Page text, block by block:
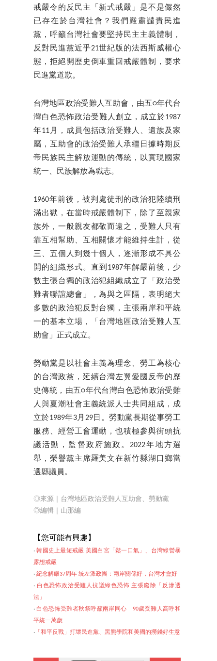
戒嚴令的反民主「新式戒嚴」是不是儼然
已存在於台灣社會？我們嚴肅譴責民進
黨，呼籲台灣社會要堅持民主主義體制，
反對民進黨近乎21世紀版的法西斯威權心
態，拒絕開歷史倒車重回戒嚴體制，要求
民進黨道歉。
台灣地區政治受難人互助會，由五○年代台
灣白色恐怖政治受難人創立，成立於1987
年11月，成員包括政治受難人、遺族及家
屬，互助會的政治受難人承繼日據時期反
帝民族民主解放運動的傳統，以實現國家
統一、民族解放為職志。
1960年前後，被判處徒刑的政治犯陸續刑
滿出獄，在當時戒嚴體制下，除了至親家
族外，一般親友都敬而遠之，受難人只有
靠互相幫助、互相關懷才能維持生計，從
三、五個人到幾十個人，逐漸形成不具公
開的組織形式。直到1987年解嚴前後，少
數主張台獨的政治犯組織成立了「政治受
難者聯誼總會」，為與之區隔，表明絕大
多數的政治犯反對台獨，主張兩岸和平統
一的基本立場，「台灣地區政治受難人互
助會」正式成立。
勞動黨是以社會主義為理念、勞工為核心
的台灣政黨，延續台灣左翼愛國反帝的歷
史傳統，由五○年代台灣白色恐怖政治受難
人與夏潮社會主義統派人士共同組成，成
立於1989年3月29日。勞動黨長期從事勞工
服務、經營工會運動，也積極參與街頭抗
議活動，監督政府施政。2022年地方選
舉，榮譽黨主席羅美文在新竹縣湖口鄉當
選縣議員。
◎來源｜台灣地區政治受難人互助會、 勞動黨
◎編輯｜山那編
【您可 能有興趣】
‧韓國史上最短戒嚴 美國白宮「鬆一口氣」、台灣綠營暴
露想戒嚴
‧ 紀念解嚴37周年 統左派政團：兩岸關係好，台灣才會好
‧ 白色恐怖政治受難人抗議綠色恐怖 主張廢除「反滲透
法」
‧ 白色恐怖受難者秋祭呼籲兩岸同心 90歲受難人高呼和
平統一萬歲
‧ 「和平反戰」打壞 民進黨、黑熊學院和美國的撈錢好生意